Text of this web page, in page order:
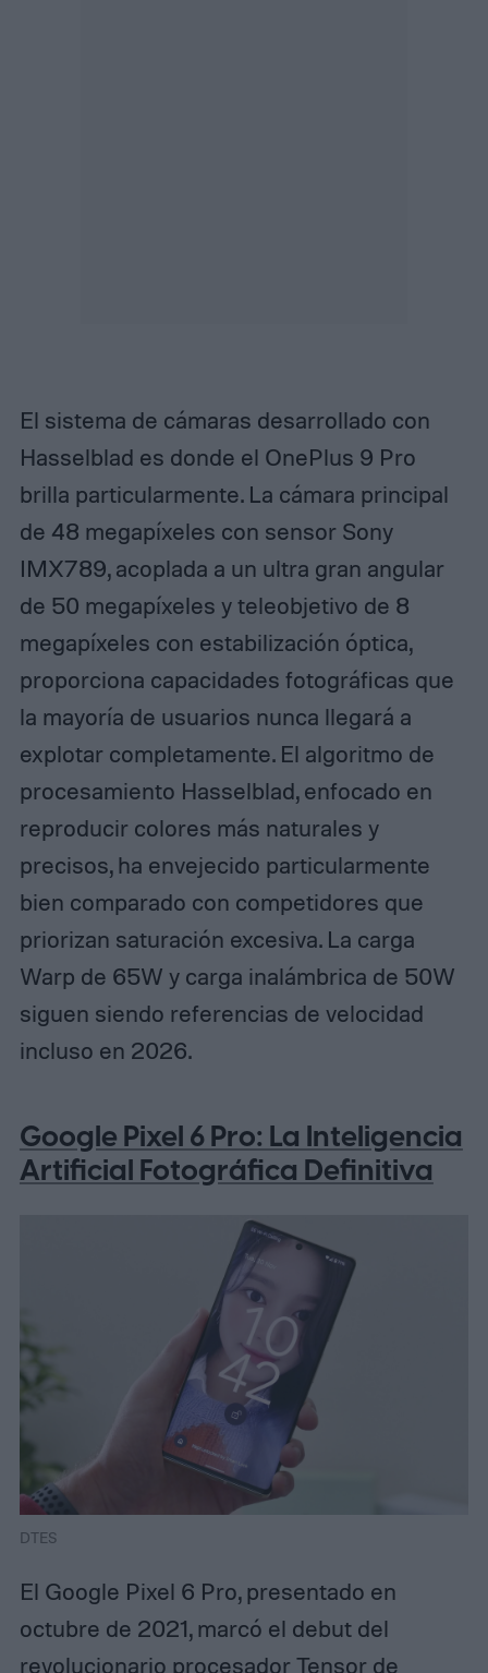
El sistema de cámaras desarrollado con
Hasselblad es donde el OnePlus 9 Pro
brilla particularmente. La cámara principal
de 48 megapíxeles con sensor Sony
IMX789, acoplada a un ultra gran angular
de 50 megapíxeles y teleobjetivo de 8
megapíxeles con estabilización óptica,
proporciona capacidades fotográficas que
la mayoría de usuarios nunca llegará a
explotar completamente. El algoritmo de
procesamiento Hasselblad, enfocado en
reproducir colores más naturales y
precisos, ha envejecido particularmente
bien comparado con competidores que
priorizan saturación excesiva. La carga
Warp de 65W y carga inalámbrica de 50W
siguen siendo referencias de velocidad
incluso en 2026.
Google Pixel 6 Pro: La Inteligencia
Artificial Fotográfica Definitiva
DTES
El Google Pixel 6 Pro, presentado en
octubre de 2021, marcó el debut del
revolucionario procesador Tensor de